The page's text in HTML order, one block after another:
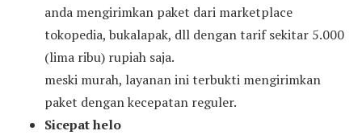
anda mengirimkan paket dari marketplace
tokopedia, bukalapak, dll dengan tarif sekitar 5.000
(lima ribu) rupiah saja.
meski murah, layanan ini terbukti mengirimkan
paket dengan kecepatan reguler.
Sicepat helo